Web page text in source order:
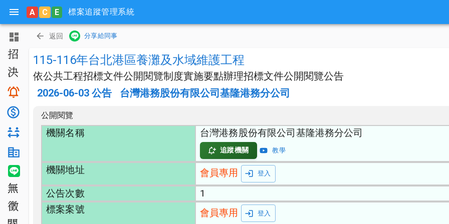
A C E 標案追蹤管理系統
主頁
招標公告
決標公告
搜尋與追蹤
底價分析
對手分析
LINE 智能通知
無法決標
公開徵求
返回 分享給同事
115-116年台北港區養灘及水域維護工程
依公共工程招標文件公開閱覽制度實施要點辦理招標文件公開閱覽公告
2026-06-03 公告 台灣港務股份有限公司基隆港務分公司
公開閱覽
機關名稱 台灣港務股份有限公司基隆港務分公司
追蹤機關 教學
機關地址 會員專用 登入
公告次數
1
標案案號
會員專用 登入